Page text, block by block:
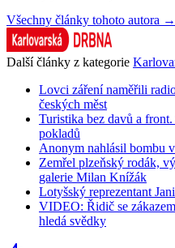
Všechny články tohoto autora →
Další články z kategorie
Lovci záření naměřili
českých měst
Turistika bez davů a
pokladů
Anonym nahlásil bombu
Zemřel plzeňský rodák,
galerie Milan Knížák
Lotyšský reprezentant
VIDEO: Řidič se
hledá svědky